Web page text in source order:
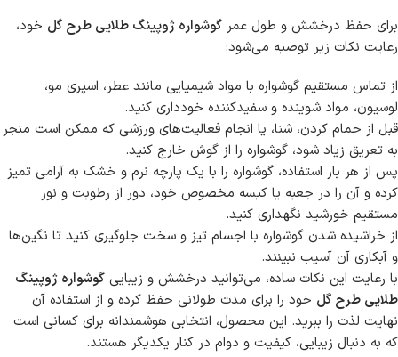
برای حفظ درخشش و طول عمر گوشواره ژوپینگ طلایی طرح گل خود،
رعایت نکات زیر توصیه می‌شود:
از تماس مستقیم گوشواره با مواد شیمیایی مانند عطر، اسپری مو،
لوسیون، مواد شوینده و سفیدکننده خودداری کنید.
قبل از حمام کردن، شنا، یا انجام فعالیت‌های ورزشی که ممکن است منجر
به تعریق زیاد شود، گوشواره را از گوش خارج کنید.
پس از هر بار استفاده، گوشواره را با یک پارچه نرم و خشک به آرامی تمیز
کرده و آن را در جعبه یا کیسه مخصوص خود، دور از رطوبت و نور
مستقیم خورشید نگهداری کنید.
از خراشیده شدن گوشواره با اجسام تیز و سخت جلوگیری کنید تا نگین‌ها
و آبکاری آن آسیب نبینند.
با رعایت این نکات ساده، می‌توانید درخشش و زیبایی گوشواره ژوپینگ
طلایی طرح گل خود را برای مدت طولانی حفظ کرده و از استفاده آن
نهایت لذت را ببرید. این محصول، انتخابی هوشمندانه برای کسانی است
که به دنبال زیبایی، کیفیت و دوام در کنار یکدیگر هستند.